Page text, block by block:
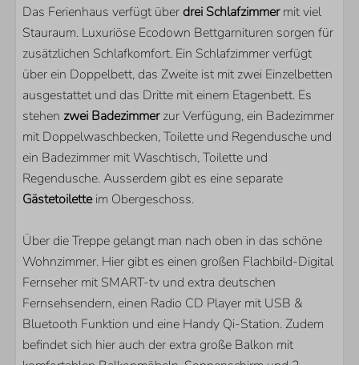
LAGE
Garten in Südlage
Freie Sicht über die Polderlandschaft
Ruhige Lage
PARKEN
Roompot Beach Resort
SCHLAFZIMMER
Anzahl Einzelbetten: 2
Anzahl Doppelbetten: 1
Anzahl der Etagenbetten: 1
WOHNBEREICH
Das Ferienhaus verfügt überdrei Schlafzimmermit viel
Stauraum. Luxuriöse Ecodown Bettgarnituren sorgen für
zusätzlichen Schlafkomfort. Ein Schlafzimmer verfügt
über ein Doppelbett, das Zweite ist mit zwei Einzelbetten
ausgestattet und das Dritte mit einem Etagenbett. Es
stehen zwei Badezimmerzur Verfügung, ein Badezimmer
mit Doppelwaschbecken, Toilette und Regendusche und
ein Badezimmer mit Waschtisch, Toilette und
Regendusche. Ausserdem gibt es eine separate
Gästetoiletteim Obergeschoss.
Über die Treppe gelangt man nach oben in das schöne
Wohnzimmer. Hier gibt es einen großen Flachbild-Digital
Fernseher mit SMART-tv und extra deutschen
Fernsehsendern, einen Radio CD Player mit USB &
Bluetooth Funktion und eine Handy Qi-Station. Zudem
befindet sich hier auch der extra große Balkon mit